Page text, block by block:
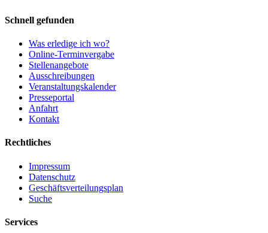
Schnell gefunden
Was erledige ich wo?
Online-Terminvergabe
Stellenangebote
Ausschreibungen
Veranstaltungskalender
Presseportal
Anfahrt
Kontakt
Rechtliches
Impressum
Datenschutz
Geschäftsverteilungsplan
Suche
Services